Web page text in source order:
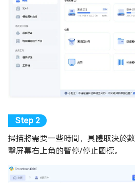
掃描將需要一些時間，具體取決於
擊屏幕右上角的暫停/停止圖標。